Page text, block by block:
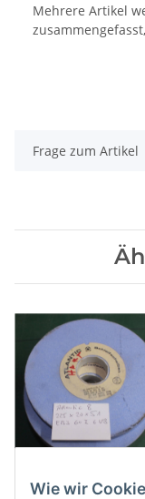
Mehrere Artikel
Frage zum Artikel
Atlantic 225 x 20 x
Wie wir